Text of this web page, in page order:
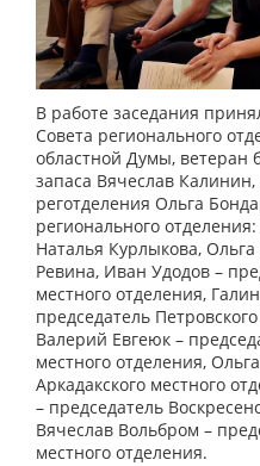
В работе заседания
Совета регионального
областной Думы, ветеран
запаса Вячеслав
реготделения Ольга
регионального
Наталья Курлыкова,
Ревина, Иван Удодов –
местного отделения,
председатель
Валерий Евгеюк –
местного отделения,
Аркадакского местного
– председатель
Вячеслав Вольбром –
местного отделения.